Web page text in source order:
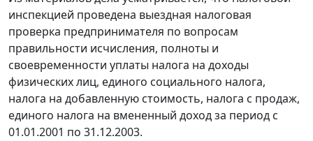
инспекцией проведена выездная налоговая
проверка предпринимателя по вопросам
правильности исчисления, полноты и
своевременности уплаты налога на доходы
физических лиц, единого социального налога,
налога на добавленную стоимость, налога с продаж,
единого налога на вмененный доход за период с
01.01.2001 по 31.12.2003.